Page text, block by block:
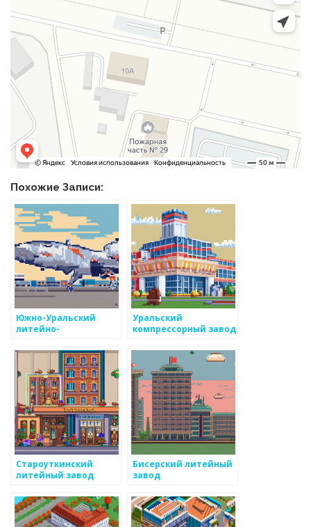
Похожие Записи:
Южно-Уральский
литейно-
Уральский
компрессорный завод
Староуткинский
литейный завод
Бисерский литейный
завод